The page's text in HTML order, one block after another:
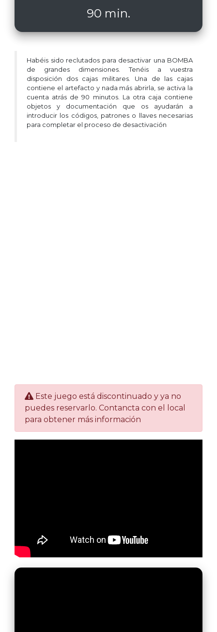
90 min.
Habéis sido reclutados para desactivar una BOMBA
de grandes dimensiones. Tenéis a vuestra
disposición dos cajas militares. Una de las cajas
contiene el artefacto y nada más abrirla, se activa la
cuenta atrás de 90 minutos. La otra caja contiene
objetos y documentación que os ayudarán a
introducir los códigos, patrones o llaves necesarias
para completar el proceso de desactivación
Este juego está discontinuado y ya no
puedes reservarlo. Contancta con el local
para obtener más información